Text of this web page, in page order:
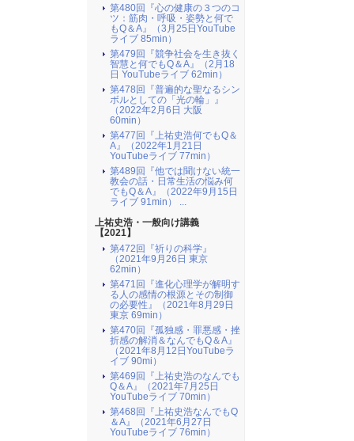
第480回『心の健康の３つのコ
ツ：筋肉・呼吸・姿勢と何で
もQ＆A』（3月25日YouTube
ライブ 85min）
第479回『競争社会を生き抜く
智慧と何でもQ＆A』（2月18
日 YouTubeライブ 62min）
第478回『普遍的な聖なるシン
ボルとしての「光の輪」』
（2022年2月6日 大阪
60min）
第477回『上祐史浩何でもQ＆
A』（2022年1月21日
YouTubeライブ 77min）
第489回『他では聞けない統一
教会の話・日常生活の悩み何
でもQ＆A』（2022年9月15日
ライブ 91min） ...
上祐史浩・一般向け講義
【2021】
第472回『祈りの科学』
（2021年9月26日 東京
62min）
第471回『進化心理学が解明す
る人の感情の根源とその制御
の必要性』（2021年8月29日
東京 69min）
第470回『孤独感・罪悪感・挫
折感の解消＆なんでもQ＆A』
（2021年8月12日YouTubeラ
イブ 90mi）
第469回『上祐史浩のなんでも
Q＆A』（2021年7月25日
YouTubeライブ 70min）
第468回『上祐史浩なんでもQ
＆A』（2021年6月27日
YouTubeライブ 76min）